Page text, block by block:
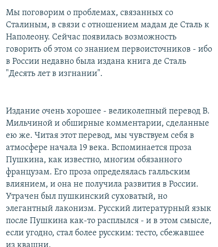
Мы поговорим о проблемах, связанных со
Сталиным, в связи с отношением мадам де Сталь к
Наполеону. Сейчас появилась возможность
говорить об этом со знанием первоисточников - ибо
в России недавно была издана книга де Сталь
"Десять лет в изгнании".
Издание очень хорошее - великолепный перевод В.
Мильчиной и обширные комментарии, сделанные
ею же. Читая этот перевод, мы чувствуем себя в
атмосфере начала 19 века. Вспоминается проза
Пушкина, как известно, многим обязанного
французам. Его проза определялась галльским
влиянием, и она не получила развития в России.
Утрачен был пушкинский суховатый, но
элегантный лаконизм. Русский литературный язык
после Пушкина как-то расплылся - и в этом смысле,
если угодно, стал более русским: тесто, сбежавшее